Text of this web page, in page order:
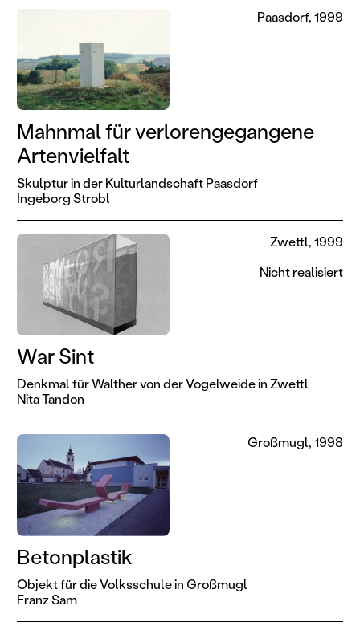
Mahnmal für verlorengegangene
Artenvielfalt
Skulptur in der Kulturlandschaft Paasdorf
Ingeborg Strobl
Paasdorf, 1999
War Sint
Denkmal für Walther von der Vogelweide in Zwettl
Nita Tandon
Zwettl, 1999
Nicht realisiert
Betonplastik
Objekt für die Volksschule in Großmugl
Franz Sam
Großmugl, 1998